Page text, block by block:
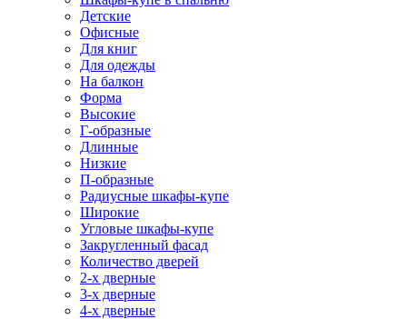
Детские
Офисные
Для книг
Для одежды
На балкон
Форма
Высокие
Г-образные
Длинные
Низкие
П-образные
Радиусные шкафы-купе
Широкие
Угловые шкафы-купе
Закругленный фасад
Количество дверей
2-х дверные
3-х дверные
4-х дверные